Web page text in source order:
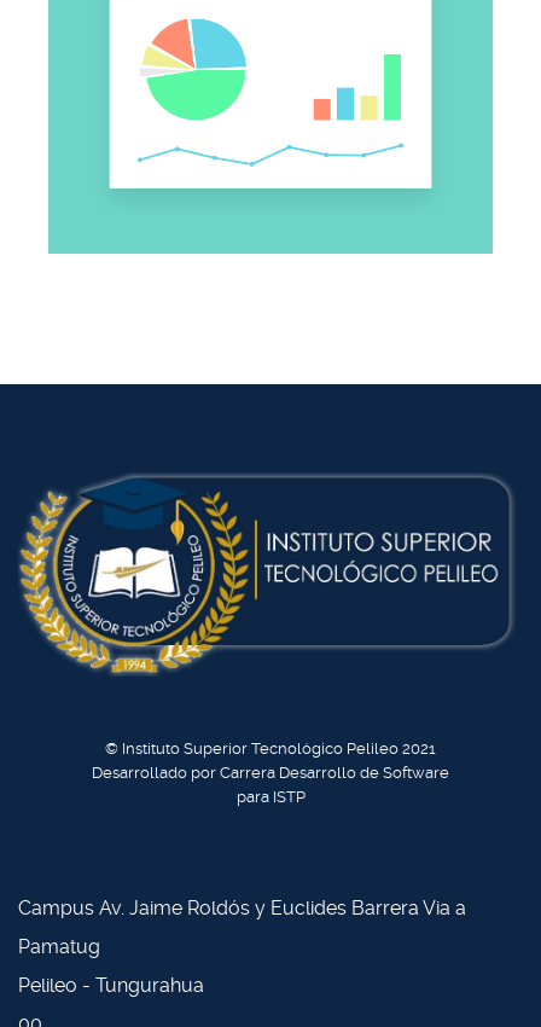
© Instituto Superior Tecnológico Pelileo 2021
Desarrollado por Carrera Desarrollo de Software
para ISTP
Campus Av. Jaime Roldós y Euclides Barrera Via a
Pamatug
Pelileo - Tungurahua